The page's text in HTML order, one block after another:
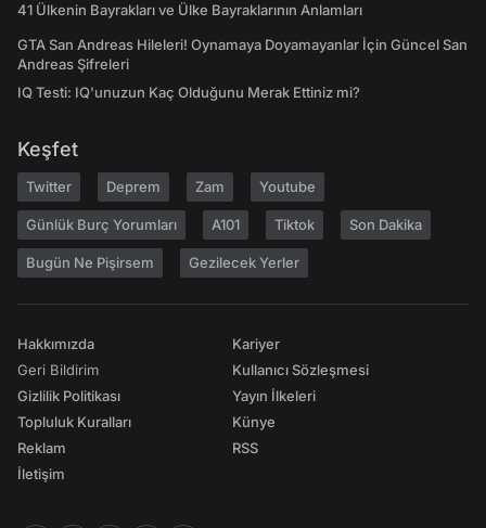
41 Ülkenin Bayrakları ve Ülke Bayraklarının Anlamları
GTA San Andreas Hileleri! Oynamaya Doyamayanlar İçin Güncel San
Andreas Şifreleri
IQ Testi: IQ'unuzun Kaç Olduğunu Merak Ettiniz mi?
Keşfet
Twitter Deprem Zam Youtube
Günlük Burç Yorumları A101 Tiktok Son Dakika
Bugün Ne Pişirsem Gezilecek Yerler
Hakkımızda
Geri Bildirim
Gizlilik Politikası
Topluluk Kuralları
Reklam
İletişim
Kariyer
Kullanıcı Sözleşmesi
Yayın İlkeleri
Künye
RSS